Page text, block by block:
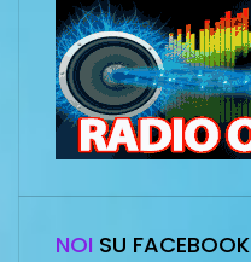
NOI SU FACEBOOK